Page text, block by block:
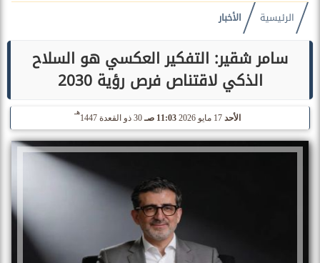
الرئيسية الأخبار
سامر شقير: التفكير العكسي هو السلاح
الذكي لاقتناص فرص رؤية 2030
الأحد 17 مايو 2026 11:03 صـ 30 ذو القعدة 1447
هـ